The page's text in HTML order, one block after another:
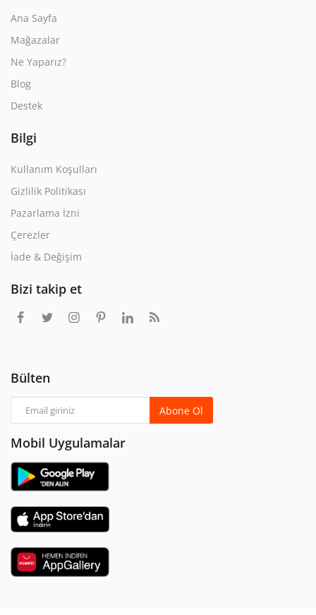
Ana Sayfa
Mağazalar
Ne Yaparız?
Blog
Destek
Bilgi
Kullanım Koşulları
Gizlilik Politikası
Pazarlama İzni
Çerezler
İade & Değişim
Bizi takip et
Bülten
Abone Ol
Mobil Uygulamalar